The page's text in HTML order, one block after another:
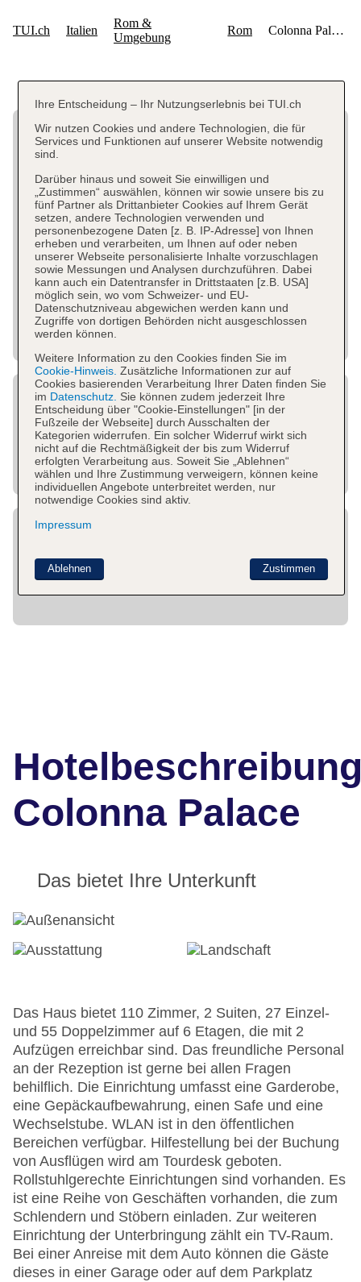
Colonna Palace
Das bietet Ihre Unterkunft
Das Haus bietet 110 Zimmer, 2 Suiten, 27 Einzel-
und 55 Doppelzimmer auf 6 Etagen, die mit 2
Aufzügen erreichbar sind. Das freundliche Personal
an der Rezeption ist gerne bei allen Fragen
behilflich. Die Einrichtung umfasst eine Garderobe,
eine Gepäckaufbewahrung, einen Safe und eine
Wechselstube. WLAN ist in den öffentlichen
Bereichen verfügbar. Hilfestellung bei der Buchung
von Ausflügen wird am Tourdesk geboten.
Rollstuhlgerechte Einrichtungen sind vorhanden. Es
ist eine Reihe von Geschäften vorhanden, die zum
Schlendern und Stöbern einladen. Zur weiteren
Einrichtung der Unterbringung zählt ein TV-Raum.
Bei einer Anreise mit dem Auto können die Gäste
dieses in einer Garage oder auf dem Parkplatz
Ihre Entscheidung – Ihr Nutzungserlebnis bei TUI.ch
Wir nutzen Cookies und andere Technologien, die für
Services und Funktionen auf unserer Website notwendig
sind.
Darüber hinaus und soweit Sie einwilligen und
„Zustimmen“ auswählen, können wir sowie unsere bis zu
fünf Partner als Drittanbieter Cookies auf Ihrem Gerät
setzen, andere Technologien verwenden und
personenbezogene Daten [z. B. IP-Adresse] von Ihnen
erheben und verarbeiten, um Ihnen auf oder neben
unserer Webseite personalisierte Inhalte vorzuschlagen
sowie Messungen und Analysen durchzuführen. Dabei
kann auch ein Datentransfer in Drittstaaten [z.B. USA]
möglich sein, wo vom Schweizer- und EU-
Datenschutzniveau abgewichen werden kann und
Zugriffe von dortigen Behörden nicht ausgeschlossen
werden können.
Weitere Information zu den Cookies finden Sie im
Cookie-Hinweis. Zusätzliche Informationen zur auf
Cookies basierenden Verarbeitung Ihrer Daten finden Sie
im Datenschutz. Sie können zudem jederzeit Ihre
Entscheidung über "Cookie-Einstellungen" [in der
Fußzeile der Webseite] durch Ausschalten der
Kategorien widerrufen. Ein solcher Widerruf wirkt sich
nicht auf die Rechtmäßigkeit der bis zum Widerruf
erfolgten Verarbeitung aus. Soweit Sie „Ablehnen“
wählen und Ihre Zustimmung verweigern, können keine
individuellen Angebote unterbreitet werden, nur
notwendige Cookies sind aktiv.
Impressum
Zustimmen
Ablehnen